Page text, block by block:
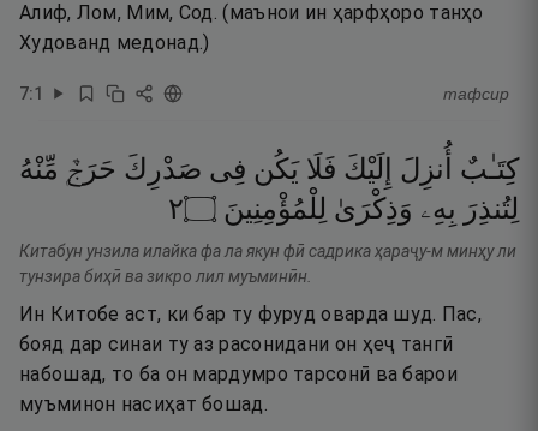
Алиф, Лом, Мим, Сод. (маънои ин ҳарфҳоро танҳо
Худованд медонад.)
7:1 тафсир
كِتَـٰبٌ أُنزِلَ إِلَيْكَ فَلَا يَكُن فِى صَدْرِكَ حَرَجٌۭ مِّنْهُ
لِتُنذِرَ بِهِۦ وَذِكْرَىٰ لِلْمُؤْمِنِينَ ۝٢
Китабун унзила илайка фа ла якун фӣ садрика ҳараҷу-м минҳу ли
тунзира биҳӣ ва зикро лил муъминӣн.
Ин Китобе аст, ки бар ту фуруд оварда шуд. Пас,
бояд дар синаи ту аз расонидани он ҳеҷ тангӣ
набошад, то ба он мардумро тарсонӣ ва барои
муъминон насиҳат бошад.